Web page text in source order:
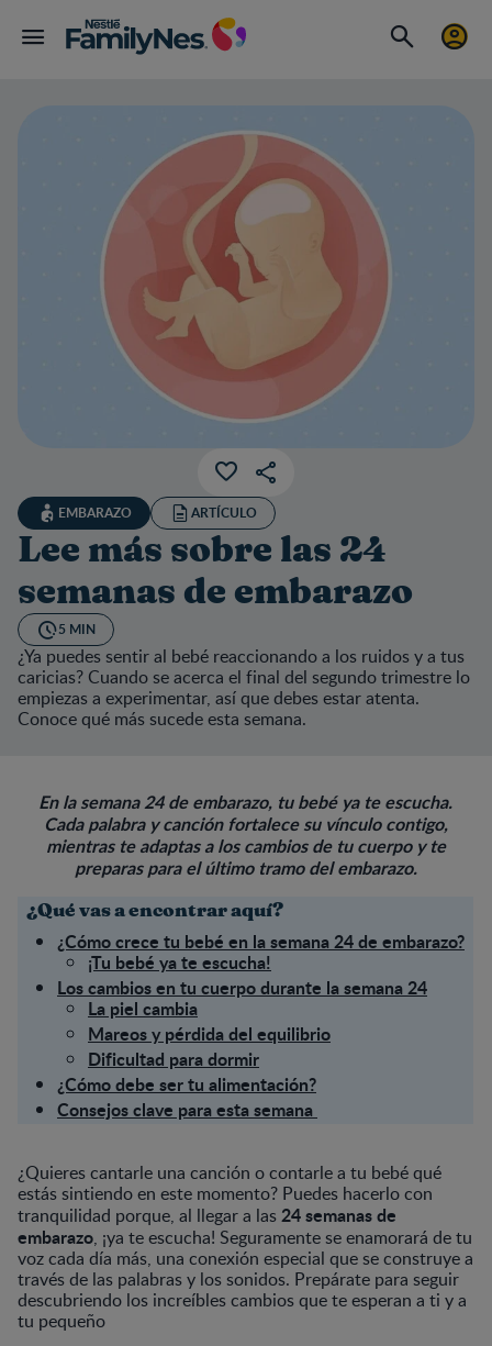
EMBARAZO ARTÍCULO
Lee más sobre las 24
semanas de embarazo
5 MIN
¿Ya puedes sentir al bebé reaccionando a los ruidos y a tus
caricias? Cuando se acerca el final del segundo trimestre lo
empiezas a experimentar, así que debes estar atenta.
Conoce qué más sucede esta semana.
En la semana 24 de embarazo, tu bebé ya te escucha.
Cada palabra y canción fortalece su vínculo contigo,
mientras te adaptas a los cambios de tu cuerpo y te
preparas para el último tramo del embarazo.
¿Qué vas a encontrar aquí?
¿Cómo crece tu bebé en la semana 24 de embarazo?
¡Tu bebé ya te escucha!
Los cambios en tu cuerpo durante la semana 24
La piel cambia
Mareos y pérdida del equilibrio
Dificultad para dormir
¿Cómo debe ser tu alimentación?
Consejos clave para esta semana
¿Quieres cantarle una canción o contarle a tu bebé qué
estás sintiendo en este momento? Puedes hacerlo con
tranquilidad porque, al llegar a las24 semanas de
embarazo, ¡ya te escucha! Seguramente se enamorará de tu
voz cada día más, una conexión especial que se construye a
través de las palabras y los sonidos. Prepárate para seguir
descubriendo los increíbles cambios que te esperan a ti y a
tu pequeño